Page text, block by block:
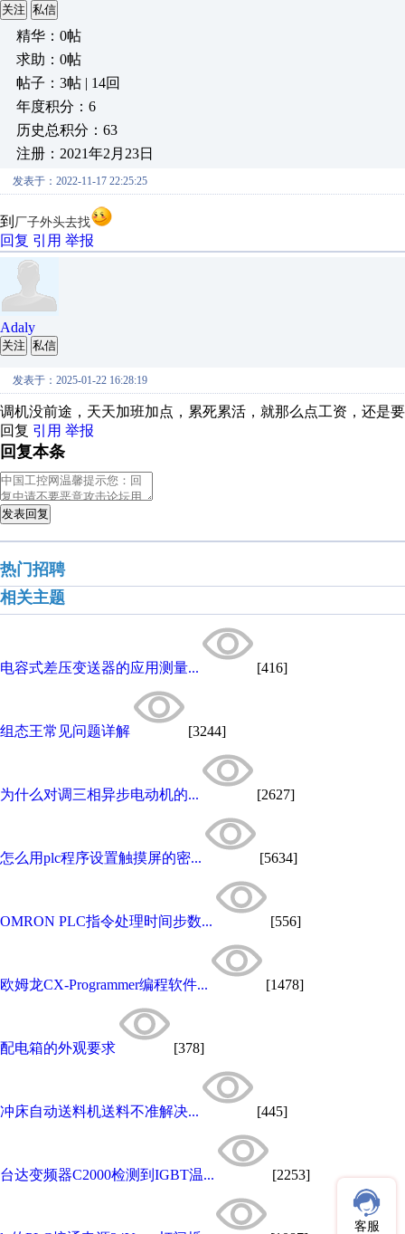
关注 私信
精华：0帖
求助：0帖
帖子：3帖 | 14回
年度积分：6
历史总积分：63
注册：2021年2月23日
发表于：2022-11-17 22:25:25
到 厂子外头去找
回复 引用 举报
Adaly
关注 私信
发表于：2025-01-22 16:28:19
调机没前途，天天加班加点，累死累活，就那么点工资，还是
回复 引用 举报
回复本条
发表回复
热门招聘
相关主题
电容式差压变送器的应用测量... [416]
组态王常见问题详解 [3244]
为什么对调三相异步电动机的... [2627]
怎么用plc程序设置触摸屏的密... [5634]
OMRON PLC指令处理时间步数... [556]
欧姆龙CX-Programmer编程软件... [1478]
配电箱的外观要求 [378]
冲床自动送料机送料不准解决... [445]
台达变频器C2000检测到IGBT温... [2253]
客服